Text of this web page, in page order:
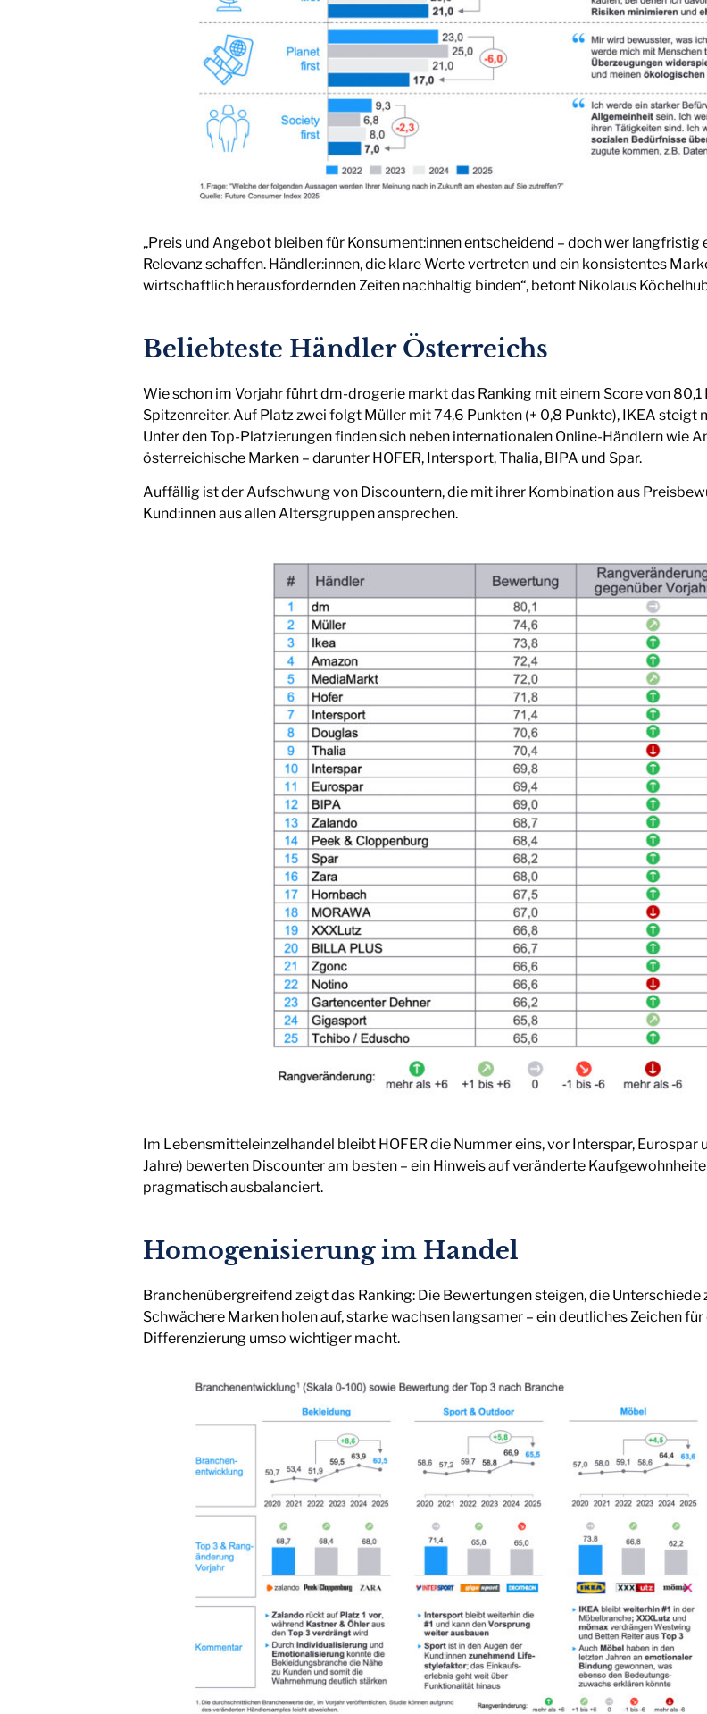
„Preis und Angebot bleiben für Konsument:innen entscheidend – doch wer
Relevanz schaffen. Händler:innen, die klare Werte vertreten und ein konsistentes
wirtschaftlich herausfordernden Zeiten nachhaltig binden“, betont Nikolaus
Beliebteste Händler Österreichs
Wie schon im Vorjahr führt dm-drogerie markt das Ranking mit einem Score von
Spitzenreiter. Auf Platz zwei folgt Müller mit 74,6 Punkten (+ 0,8 Punkte), IKEA steigt
Unter den Top-Platzierungen finden sich neben internationalen Online-Händlern wie
österreichische Marken – darunter HOFER, Intersport, Thalia, BIPA und Spar.
Auffällig ist der Aufschwung von Discountern, die mit ihrer Kombination aus
Kund:innen aus allen Altersgruppen ansprechen.
Im Lebensmitteleinzelhandel bleibt HOFER die Nummer eins, vor Interspar, Eurospar
Jahre) bewerten Discounter am besten – ein Hinweis auf veränderte
pragmatisch ausbalanciert.
Homogenisierung im Handel
Branchenübergreifend zeigt das Ranking: Die Bewertungen steigen, die
Schwächere Marken holen auf, starke wachsen langsamer – ein deutliches Zeichen
Differenzierung umso wichtiger macht.